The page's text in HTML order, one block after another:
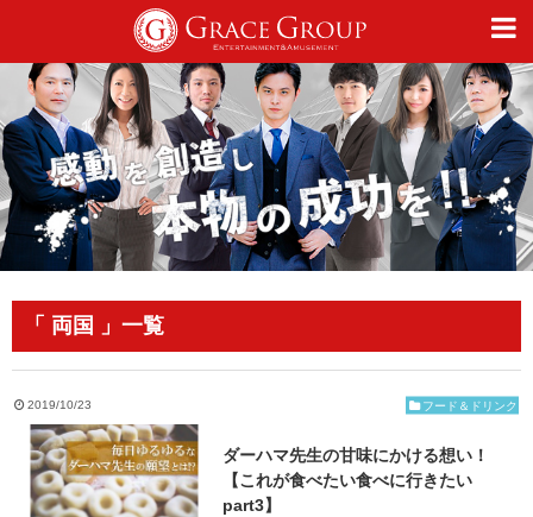
「 両国 」一覧
2019/10/23 フード＆ドリンク
ダーハマ先生の甘味にかける想い！
【これが食べたい食べに行きたい
part3】
仕事
趣味
オフィシャルサイト